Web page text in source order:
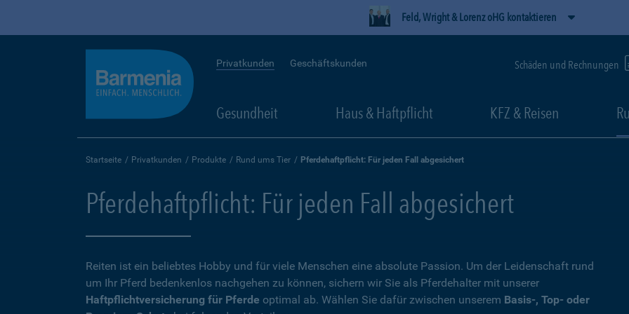
Feld, Wright & Lorenz oHG kontaktieren
Privatkunden Geschäftskunden Schäden und Rechnungen
Gesundheit Haus & Haftpflicht KFZ & Reisen
Startseite Privatkunden Produkte Rund ums Tier Pferdehaftpflicht: Für jeden Fall abgesichert
Pferdehaftpflicht: Für jeden Fall abgesichert
Reiten ist ein beliebtes Hobby und für viele Menschen eine absolute Passion. Um der Leidenschaft rund
um Ihr Pferd bedenkenlos nachgehen zu können, sichern wir Sie als Pferdehalter mit unserer
Haftpflichtversicherung für Pferde optimal ab. Wählen Sie dafür zwischen unserem Basis-, Top- oder